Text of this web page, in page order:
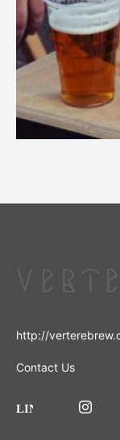
http://
Contact Us